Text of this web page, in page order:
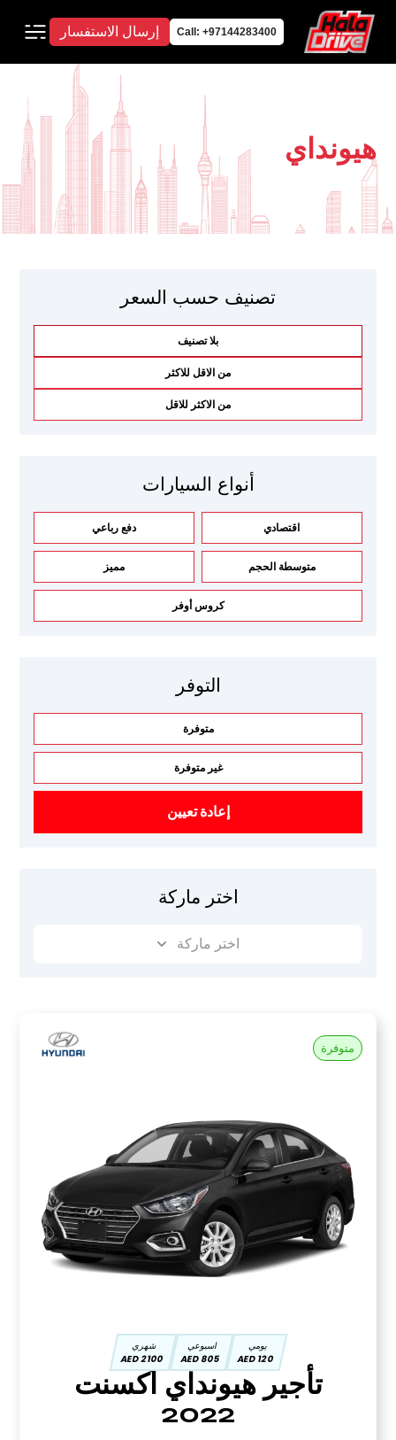
Call: +97144283400 إرسال الاستفسار
هيونداي
تصنيف حسب السعر
بلا تصنيف
من الاقل للاكثر
من الاكثر للاقل
أنواع السيارات
اقتصادي دفع رباعي
متوسطة الحجم مميز
كروس أوفر
التوفر
متوفرة
غير متوفرة
إعادة تعيين
اختر ماركة
اختر ماركة
متوفرة
يومي
120 AED
اسبوعي
805 AED
شهري
2100 AED
تأجير هيونداي أكسنت
2022